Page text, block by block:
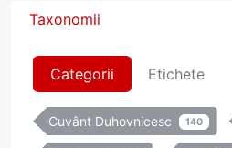
Taxonomii
Categorii Etichete
Cuvânt Duhovnicesc 140